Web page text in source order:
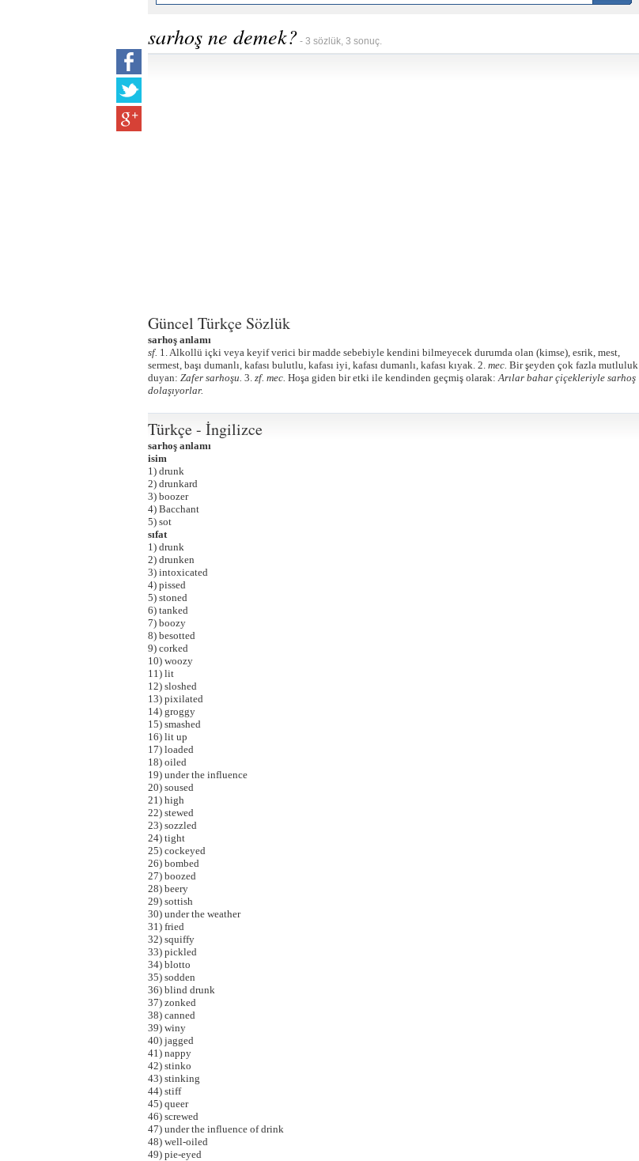
sarhoş ne demek? - 3 sözlük, 3 sonuç.
Güncel Türkçe Sözlük
sarhoş anlamı
sf. 1. Alkollü içki veya keyif verici bir madde sebebiyle kendini bilmeyecek durumda olan (kimse), esrik, mest,
sermest, başı dumanlı, kafası bulutlu, kafası iyi, kafası dumanlı, kafası kıyak. 2. mec. Bir şeyden çok fazla mutluluk
duyan: Zafer sarhoşu. 3. zf. mec. Hoşa giden bir etki ile kendinden geçmiş olarak: Arılar bahar çiçekleriyle sarhoş
dolaşıyorlar.
Türkçe - İngilizce
sarhoş anlamı
isim
1) drunk
2) drunkard
3) boozer
4) Bacchant
5) sot
sıfat
1) drunk
2) drunken
3) intoxicated
4) pissed
5) stoned
6) tanked
7) boozy
8) besotted
9) corked
10) woozy
11) lit
12) sloshed
13) pixilated
14) groggy
15) smashed
16) lit up
17) loaded
18) oiled
19) under the influence
20) soused
21) high
22) stewed
23) sozzled
24) tight
25) cockeyed
26) bombed
27) boozed
28) beery
29) sottish
30) under the weather
31) fried
32) squiffy
33) pickled
34) blotto
35) sodden
36) blind drunk
37) zonked
38) canned
39) winy
40) jagged
41) nappy
42) stinko
43) stinking
44) stiff
45) queer
46) screwed
47) under the influence of drink
48) well-oiled
49) pie-eyed